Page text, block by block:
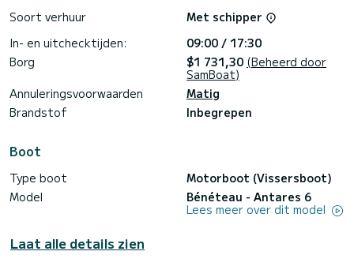
Soort verhuur
Met schipper
In- en uitchecktijden:
09:00 / 17:30
Borg
$1 731,30 (Beheerd door
SamBoat)
Annuleringsvoorwaarden
Matig
Brandstof
Inbegrepen
Boot
Type boot
Motorboot (Vissersboot)
Model
Bénéteau - Antares 6
Lees meer over dit model
Laat alle details zien